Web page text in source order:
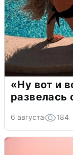
«Ну вот и
6 августа 184